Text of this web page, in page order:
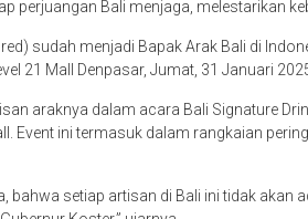
perjuangan Bali menjaga, melestarikan
sudah menjadi Bapak Arak Bali di
21 Mall Denpasar, Jumat, 31 Januari
araknya dalam acara Bali Signature
Event ini termasuk dalam rangkaian
bahwa setiap artisan di Bali ini tidak akan